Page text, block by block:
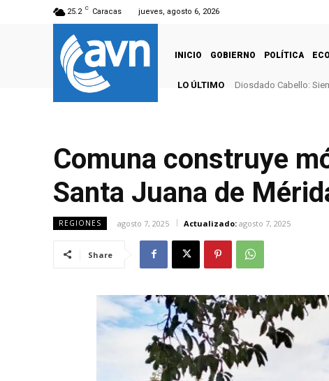
25.2 C Caracas jueves, agosto 6, 2026
INICIO GOBIERNO POLÍTICA
LO ÚLTIMO Diosdado Cabello:
Comuna construye
Santa Juana de
REGIONES agosto 7, 2025 Actualizado: agosto 7, 2025
Share